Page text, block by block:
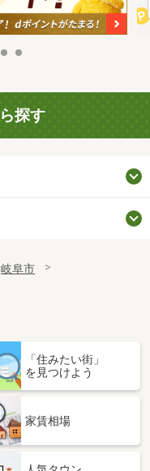
探す
岐阜市
「住みたい街」
を見つけよう
家賃相場